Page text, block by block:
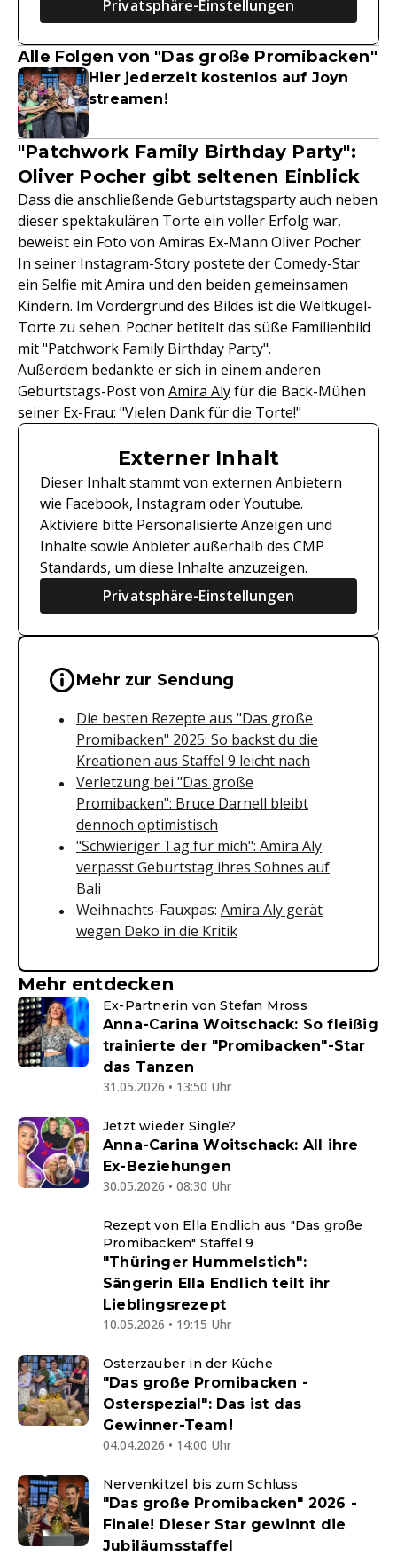
Privatsphäre-Einstellungen
Alle Folgen von "Das große Promibacken"
Hier jederzeit kostenlos auf Joyn
streamen!
"Patchwork Family Birthday Party":
Oliver Pocher gibt seltenen Einblick
Dass die anschließende Geburtstagsparty auch neben
dieser spektakulären Torte ein voller Erfolg war,
beweist ein Foto von Amiras Ex-Mann Oliver Pocher.
In seiner Instagram-Story postete der Comedy-Star
ein Selfie mit Amira und den beiden gemeinsamen
Kindern. Im Vordergrund des Bildes ist die Weltkugel-
Torte zu sehen. Pocher betitelt das süße Familienbild
mit "Patchwork Family Birthday Party".
Außerdem bedankte er sich in einem anderen
Geburtstags-Post von Amira Alyfür die Back-Mühen
seiner Ex-Frau: "Vielen Dank für die Torte!"
Externer Inhalt
Dieser Inhalt stammt von externen Anbietern
wie Facebook, Instagram oder Youtube.
Aktiviere bitte Personalisierte Anzeigen und
Inhalte sowie Anbieter außerhalb des CMP
Standards, um diese Inhalte anzuzeigen.
Privatsphäre-Einstellungen
Wichtige Hinweise &
Mehr zur Sendung
Die besten Rezepte aus "Das große
Promibacken" 2025: So backst du die
Kreationen aus Staffel 9 leicht nach
Verletzung bei "Das große
Promibacken": Bruce Darnell bleibt
dennoch optimistisch
"Schwieriger Tag für mich": Amira Aly
verpasst Geburtstag ihres Sohnes auf
Bali
Weihnachts-Fauxpas: Amira Aly gerät
wegen Deko in die Kritik
Mehr entdecken
Ex-Partnerin von Stefan Mross
Anna-Carina Woitschack: So fleißig
trainierte der "Promibacken"-Star
das Tanzen
31.05.2026 • 13:50 Uhr
Jetzt wieder Single?
Anna-Carina Woitschack: All ihre
Ex-Beziehungen
30.05.2026 • 08:30 Uhr
Rezept von Ella Endlich aus "Das große
Promibacken" Staffel 9
"Thüringer Hummelstich":
Sängerin Ella Endlich teilt ihr
Lieblingsrezept
10.05.2026 • 19:15 Uhr
Osterzauber in der Küche
"Das große Promibacken -
Osterspezial": Das ist das
Gewinner-Team!
04.04.2026 • 14:00 Uhr
Nervenkitzel bis zum Schluss
"Das große Promibacken" 2026 -
Finale! Dieser Star gewinnt die
Jubiläumsstaffel